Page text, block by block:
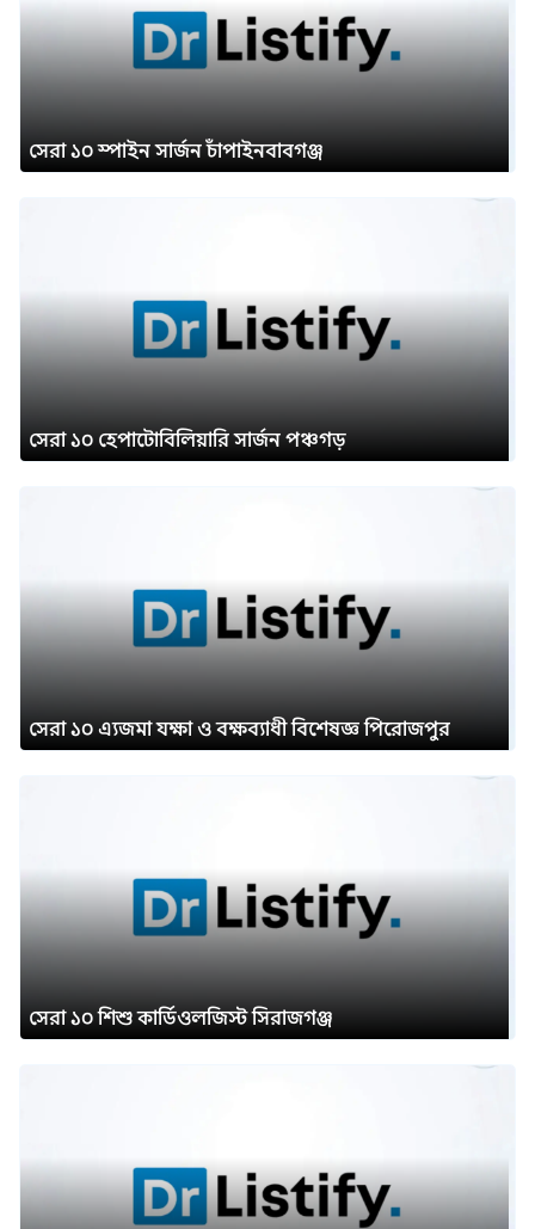
সেরা ১০ স্পাইন সার্জন চাঁপাইনবাবগঞ্জ
সেরা ১০ হেপাটোবিলিয়ারি সার্জন পঞ্চগড়
সেরা ১০ এ্যজমা যক্ষা ও বক্ষব্যাধী বিশেষজ্ঞ পিরোজপুর
সেরা ১০ শিশু কার্ডিওলজিস্ট সিরাজগঞ্জ